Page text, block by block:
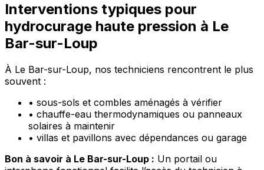
Interventions typiques pour
hydrocurage haute pression à Le
Bar-sur-Loup
À Le Bar-sur-Loup, nos techniciens rencontrent le plus
souvent :
• sous-sols et combles aménagés à vérifier
• chauffe-eau thermodynamiques ou panneaux
solaires à maintenir
• villas et pavillons avec dépendances ou garage
Bon à savoir à Le Bar-sur-Loup : Un portail ou